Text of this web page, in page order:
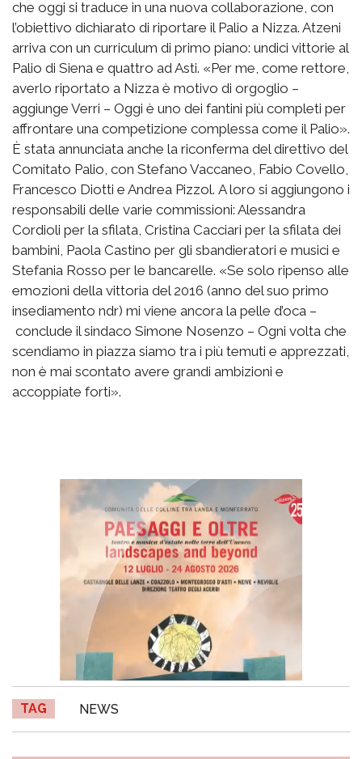
che oggi si traduce in una nuova collaborazione, con
l’obiettivo dichiarato di riportare il Palio a Nizza. Atzeni
arriva con un curriculum di primo piano: undici vittorie al
Palio di Siena e quattro ad Asti. «Per me, come rettore,
averlo riportato a Nizza è motivo di orgoglio –
aggiunge Verri – Oggi è uno dei fantini più completi per
affrontare una competizione complessa come il Palio».
È stata annunciata anche la riconferma del direttivo del
Comitato Palio, con Stefano Vaccaneo, Fabio Covello,
Francesco Diotti e Andrea Pizzol. A loro si aggiungono i
responsabili delle varie commissioni: Alessandra
Cordioli per la sfilata, Cristina Cacciari per la sfilata dei
bambini, Paola Castino per gli sbandieratori e musici e
Stefania Rosso per le bancarelle. «Se solo ripenso alle
emozioni della vittoria del 2016 (anno del suo primo
insediamento ndr) mi viene ancora la pelle d’oca –
conclude il sindaco Simone Nosenzo – Ogni volta che
scendiamo in piazza siamo tra i più temuti e apprezzati,
non è mai scontato avere grandi ambizioni e
accoppiate forti».
TAG NEWS